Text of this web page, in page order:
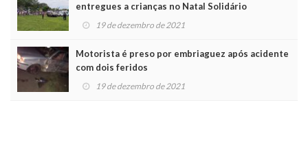
entregues a crianças no Natal Solidário
19 de dezembro de 2021
Motorista é preso por embriaguez após acidente
com dois feridos
19 de dezembro de 2021